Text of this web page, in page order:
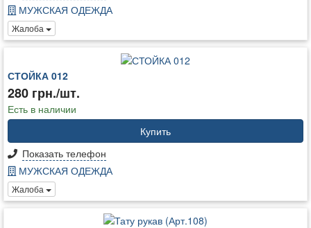
МУЖСКАЯ ОДЕЖДА
Жалоба
СТОЙКА 012
280 грн./шт.
Есть в наличии
Купить
Показать телефон
МУЖСКАЯ ОДЕЖДА
Жалоба